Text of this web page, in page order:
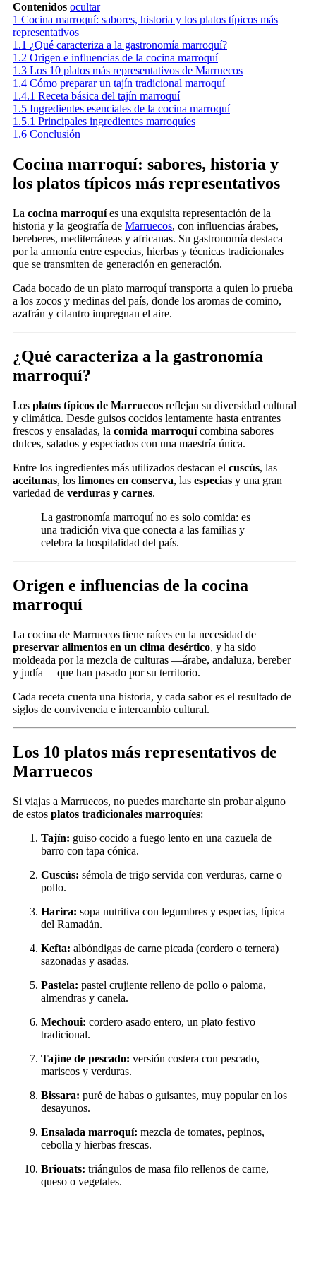
Contenidos ocultar
1 Cocina marroquí: sabores, historia y los platos típicos más
representativos
1.1 ¿Qué caracteriza a la gastronomía marroquí?
1.2 Origen e influencias de la cocina marroquí
1.3 Los 10 platos más representativos de Marruecos
1.4 Cómo preparar un tajín tradicional marroquí
1.4.1 Receta básica del tajín marroquí
1.5 Ingredientes esenciales de la cocina marroquí
1.5.1 Principales ingredientes marroquíes
1.6 Conclusión
Cocina marroquí: sabores, historia y
los platos típicos más representativos
La cocina marroquíes una exquisita representación de la
historia y la geografía de Marruecos, con influencias árabes,
bereberes, mediterráneas y africanas. Su gastronomía destaca
por la armonía entre especias, hierbas y técnicas tradicionales
que se transmiten de generación en generación.
Cada bocado de un plato marroquí transporta a quien lo prueba
a los zocos y medinas del país, donde los aromas de comino,
azafrán y cilantro impregnan el aire.
¿Qué caracteriza a la gastronomía
marroquí?
Los platos típicos de Marruecos reflejan su diversidad cultural
y climática. Desde guisos cocidos lentamente hasta entrantes
frescos y ensaladas, la comida marroquícombina sabores
dulces, salados y especiados con una maestría única.
Entre los ingredientes más utilizados destacan el cuscús, las
aceitunas, los limones en conserva, las especias y una gran
variedad de verduras y carnes.
La gastronomía marroquí no es solo comida: es
una tradición viva que conecta a las familias y
celebra la hospitalidad del país.
Origen e influencias de la cocina
marroquí
La cocina de Marruecos tiene raíces en la necesidad de
preservar alimentos en un clima desértico, y ha sido
moldeada por la mezcla de culturas —árabe, andaluza, bereber
y judía— que han pasado por su territorio.
Cada receta cuenta una historia, y cada sabor es el resultado de
siglos de convivencia e intercambio cultural.
Los 10 platos más representativos de
Marruecos
Si viajas a Marruecos, no puedes marcharte sin probar alguno
de estos platos tradicionales marroquíes:
Tajín: guiso cocido a fuego lento en una cazuela de
barro con tapa cónica.
Cuscús: sémola de trigo servida con verduras, carne o
pollo.
Harira: sopa nutritiva con legumbres y especias, típica
del Ramadán.
Kefta: albóndigas de carne picada (cordero o ternera)
sazonadas y asadas.
Pastela: pastel crujiente relleno de pollo o paloma,
almendras y canela.
Mechoui: cordero asado entero, un plato festivo
tradicional.
Tajine de pescado: versión costera con pescado,
mariscos y verduras.
Bissara: puré de habas o guisantes, muy popular en los
desayunos.
Ensalada marroquí: mezcla de tomates, pepinos,
cebolla y hierbas frescas.
Briouats: triángulos de masa filo rellenos de carne,
queso o vegetales.